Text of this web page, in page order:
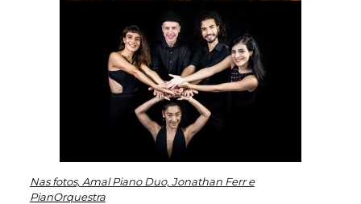
Nas fotos, Amal Piano Duo, Jonathan Ferr e
PianOrquestra